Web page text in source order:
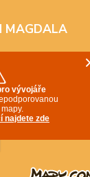
MAGDALA